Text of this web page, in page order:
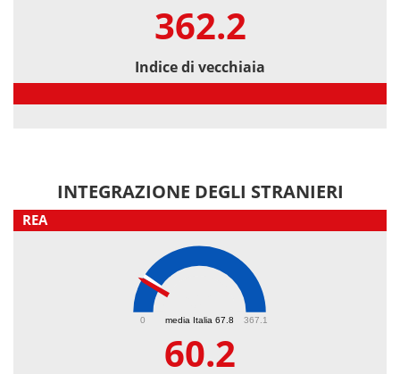
362.2
Indice di vecchiaia
INTEGRAZIONE DEGLI STRANIERI
REA
media Italia 67.8
0 367.1
60.2